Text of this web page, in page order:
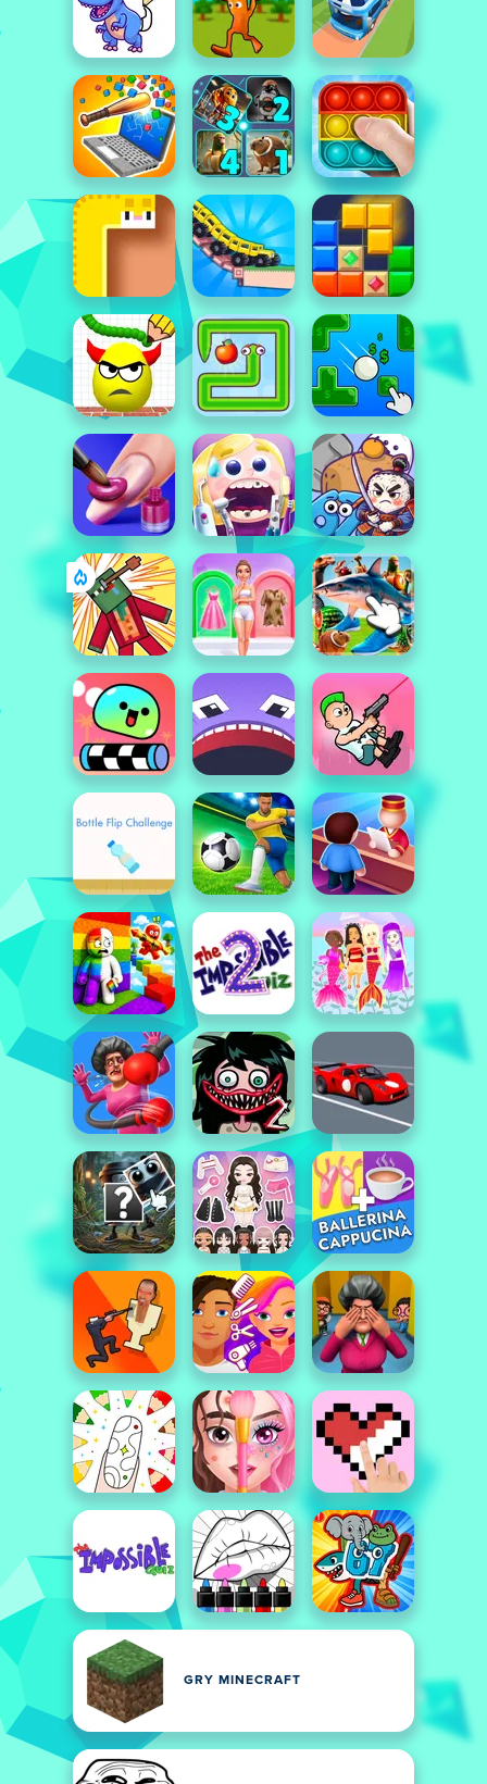
GRY MINECRAFT